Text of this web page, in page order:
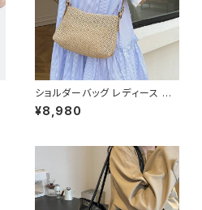
ショルダーバッグ レディース 編
み込みバッグ サマーバッグ ナチ
ュラルバッグ カジュアルバッグ
ホワイト K-B0298
¥8,980